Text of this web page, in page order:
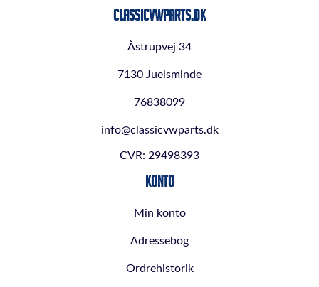
ClassicVWParts.dk
Åstrupvej 34
7130 Juelsminde
76838099
info@classicvwparts.dk
CVR: 29498393
Konto
Min konto
Adressebog
Ordrehistorik